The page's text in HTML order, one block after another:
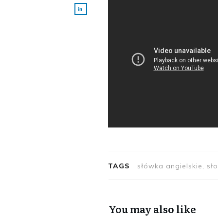
TAGS słówka angielskie,
You may also like